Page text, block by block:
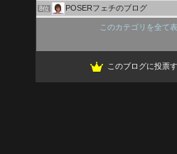
8位 POSERフェチのブログ
Maya初心者Q&A 〜よくある疑問と
CG作ってゲームして生きてま
このカテゴリを全て
このブログに投票